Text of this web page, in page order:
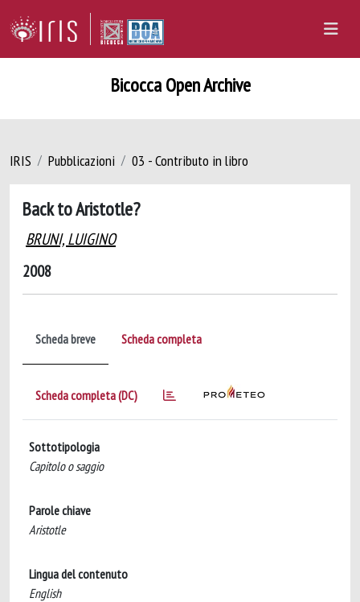
Bicocca Open Archive
IRIS Pubblicazioni 03 - Contributo in libro
Back to Aristotle?
BRUNI, LUIGINO
2008
Scheda breve Scheda completa
Scheda completa (DC)
Sottotipologia
Capitolo o saggio
Parole chiave
Aristotle
Lingua del contenuto
English